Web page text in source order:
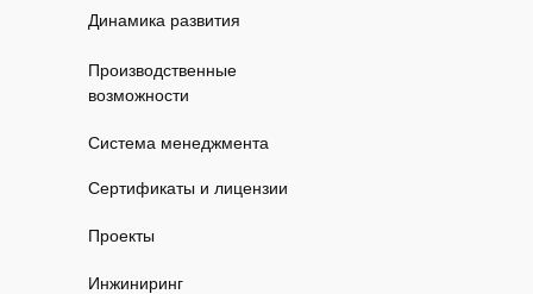
Сертификаты и лицензии
Система менеджмента
Производственные
возможности
Динамика развития
Инжиниринг
Проекты